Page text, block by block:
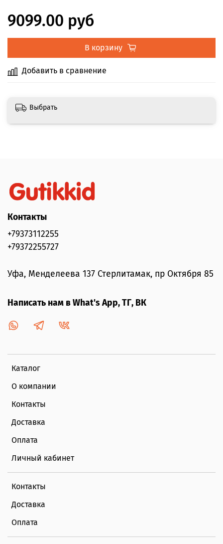
Добавить в сравнение
индивидуально подобранную под вашего ребенка.
Крепление системой Isofix или штатными ремнями
делает установку простой в любом авто. Стандарт
безопасности ECE R44/04 подтвержден
сертификацией. Яркие цвета идеально подойдут
малышу любого пола!
Установка спиной или лицом вперед
Съемный чехол
Стандарт безопасности ECE R44/04
использованием штатных ремней безопасности,
якорного крепления
Комплектация: автокресло, дополнительный вкладыш
для новорожденного, мягкие насадки на ремни.
9099.00 руб
В корзину
Выбрать
Каталог
О компании
Контакты
Доставка
Оплата
Личный кабинет
Контакты
Доставка
Оплата
Контакты
+79373112255
+79372255727
Уфа, Менделеева 137 Стерлитамак, пр Октября 85
Написать нам в What's App, ТГ, ВК